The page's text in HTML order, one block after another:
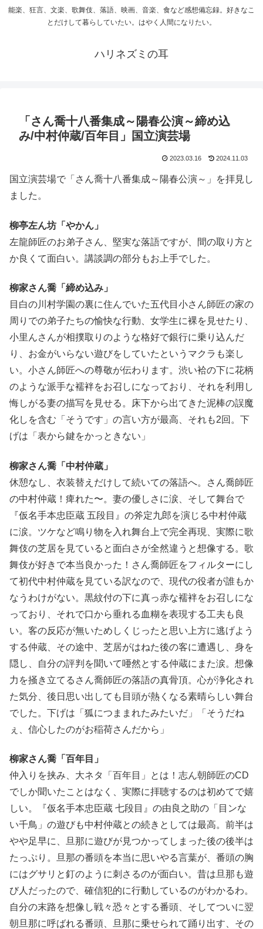
能楽、狂言、文楽、歌舞伎、落語、映画、音楽、食など感想備忘録。好きなこ
とだけして暮らしていたい。はやく人間になりたい。
ハリネズミの耳
「さん喬十八番集成～陽春公演～締め込
み/中村仲蔵/百年目」国立演芸場
2023.03.16 2024.11.03
国立演芸場で「さん喬十八番集成～陽春公演～」を拝見し
ました。
柳亭左ん坊「やかん」
左龍師匠のお弟子さん、堅実な落語ですが、間の取り方と
か良くて面白い。講談調の部分もお上手でした。
柳家さん喬「締め込み」
目白の川村学園の裏に住んでいた五代目小さん師匠の家の
周りでの弟子たちの愉快な行動、女学生に裸を見せたり、
小里んさんが相撲取りのような格好で銀行に乗り込んだ
り、お金がいらない遊びをしていたというマクラも楽し
い。小さん師匠への尊敬が伝わります。渋い袷の下に花柄
のような派手な襦袢をお召しになっており、それを利用し
悔しがる妻の描写を見せる。床下から出てきた泥棒の誤魔
化しを含む「そうです」の言い方が最高、それも2回。下
げは「表から鍵をかっときない」
柳家さん喬「中村仲蔵」
休憩なし、衣装替えだけして続いての落語へ。さん喬師匠
の中村仲蔵！痺れた〜。妻の優しさに涙、そして舞台で
『仮名手本忠臣蔵 五段目』の斧定九郎を演じる中村仲蔵
に涙。ツケなど鳴り物を入れ舞台上で完全再現、実際に歌
舞伎の芝居を見ていると面白さが全然違うと想像する。歌
舞伎が好きで本当良かった！さん喬師匠をフィルターにし
て初代中村仲蔵を見ている訳なので、現代の役者が誰もか
なうわけがない。黒紋付の下に真っ赤な襦袢をお召しにな
っており、それで口から垂れる血糊を表現する工夫も良
い。客の反応が無いためしくじったと思い上方に逃げよう
する仲蔵、その途中、芝居がはねた後の客に遭遇し、身を
隠し、自分の評判を聞いて唖然とする仲蔵にまた涙。想像
力を掻き立てるさん喬師匠の落語の真骨頂。心が浄化され
た気分、後日思い出しても目頭が熱くなる素晴らしい舞台
でした。下げは「狐につままれたみたいだ」「そうだね
ぇ、信心したのがお稲荷さんだから」
柳家さん喬「百年目」
仲入りを挟み、大ネタ「百年目」とは！志ん朝師匠のCD
でしか聞いたことはなく、実際に拝聴するのは初めてで嬉
しい。『仮名手本忠臣蔵 七段目』の由良之助の「目ンな
い千鳥」の遊びも中村仲蔵との続きとしては最高。前半は
やや足早に、旦那に遊びが見つかってしまった後の後半は
たっぷり。旦那の番頭を本当に思いやる言葉が、番頭の胸
にはグサリと釘のように刺さるのが面白い。昔は旦那も遊
び人だったので、確信犯的に行動しているのがわかるわ。
自分の末路を想像し戦々恐々とする番頭、そしてついに翌
朝旦那に呼ばれる番頭、旦那に乗せられて踊り出す、その